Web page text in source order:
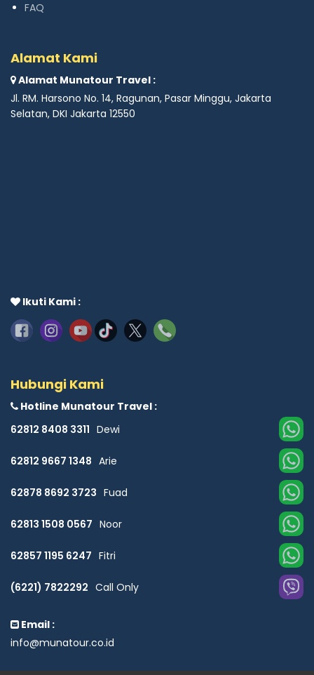
FAQ
Alamat Kami
Alamat Munatour Travel :
Jl. RM. Harsono No. 14, Ragunan, Pasar Minggu, Jakarta
Selatan, DKI Jakarta 12550
Ikuti Kami :
Hubungi Kami
Hotline Munatour Travel :
62812 8408 3311 Dewi
62812 9667 1348 Arie
62878 8692 3723 Fuad
62813 1508 0567 Noor
62857 1195 6247 Fitri
(6221) 7822292 Call Only
Email :
info@munatour.co.id